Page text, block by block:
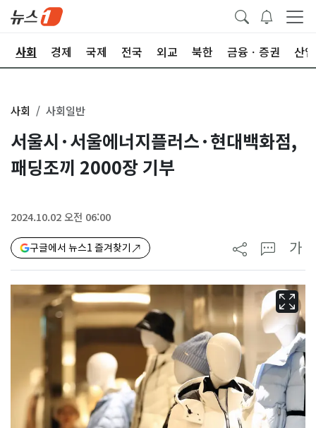
사회 경제 국제 전국 외교 북한 금융ㆍ증권 산업
사회 사회일반
서울시·서울에너지플러스·현대백화점,
패딩조끼 2000장 기부
2024.10.02 오전 06:00
구글에서 뉴스1 즐겨찾기 가